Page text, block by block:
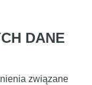
DANE
związane